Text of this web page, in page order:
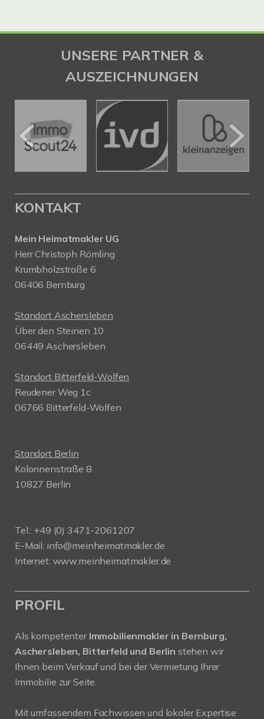
UNSERE PARTNER &
AUSZEICHNUNGEN
KONTAKT
Mein Heimatmakler UG
Herr Christoph Römling
Krumbholzstraße 6
06406 Bernburg
Standort Aschersleben
Über den Steinen 10
06449 Aschersleben
Standort Bitterfeld-Wolfen
Reudener Weg 1c
06766 Bitterfeld-Wolfen
Standort Berlin
Kolonnenstraße 8
10827 Berlin
Tel.: +49 (0) 3471-2061207
E-Mail: info@meinheimatmakler.de
Internet: www.meinheimatmakler.de
PROFIL
Als kompetenter Immobilienmakler in Bernburg,
Aschersleben, Bitterfeld und Berlin stehen wir
Ihnen beim Verkauf und bei der Vermietung Ihrer
Immobilie zur Seite.
Mit umfassendem Fachwissen und lokaler Expertise